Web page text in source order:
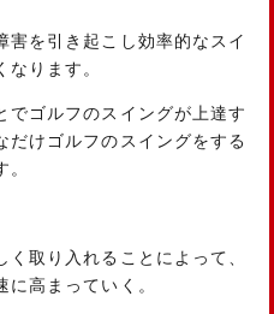
害を引き起こし効率的なスイ
ります。
でゴルフのスイングが上達す
だけゴルフのスイングをする
取り入れることによって、
高まっていく。